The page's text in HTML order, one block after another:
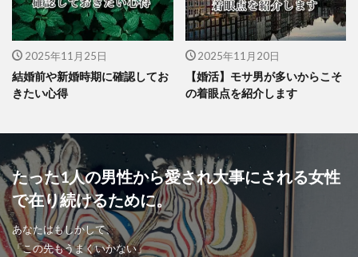
2025年11月25日
結婚前や新婚時期に確認してお
きたい心得
2025年11月20日
【婚活】モサ男が多いからこそ
の着眼点を紹介します
たった1人の男性から愛され大事にされる女性
で在り続けるために。
あなたはもしかして、
「この先もうまくいかない」